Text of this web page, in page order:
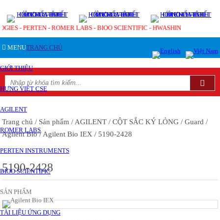
- PERTEN - ROMER LABS - BIOO SCIENTIFIC - HWASHIN
MENUTRANG CHỦ
GIỚI THIỆU
HƯNG VIỆT CSE
AGILENT
ROMER LABS
PERTEN INSTRUMENTS
BIOO SCIENTIFIC
SẢN PHẨM
TÀI LIỆU ỨNG DỤNG
Trang chủ / Sản phẩm / AGILENT / CỘT SẮC KÝ LỎNG / Guard /
Agilent Bio/ Agilent Bio IEX / 5190-2428
5190-2428